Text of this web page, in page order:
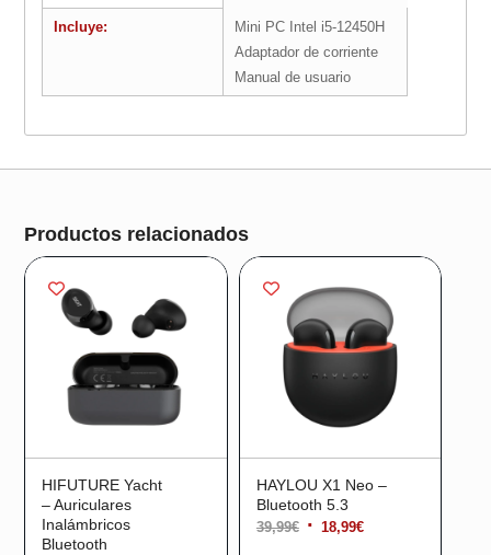
Incluye:
Mini PC Intel i5-12450H
Adaptador de corriente
Manual de usuario
Productos relacionados
HIFUTURE Yacht
– Auriculares
Inalámbricos
Bluetooth
¡Oferta!
HAYLOU X1 Neo –
Bluetooth 5.3
39,99€ El 18,99€El